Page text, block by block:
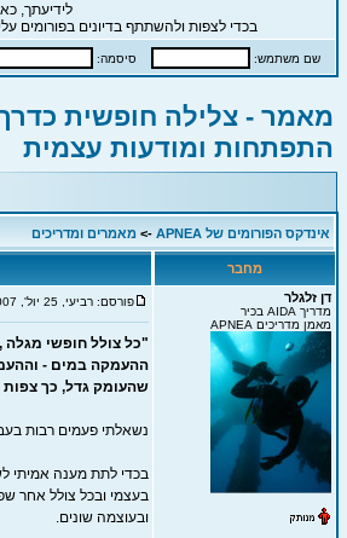
לידיעתך,
בכדי לצפות ולהשתתף בדיונים בפורומים
שם משתמש: סיסמה:
מאמר - צלילה חופשית
התפתחות ומודעות עצמית
אינדקס הפורומים של APNEA -> מאמרים ומדריכים
מחבר
דן זלגלר
מדריך AIDA בכיר
מאמן מדריכים APNEA
פורסם: רביעי, 25 יול', 2007 15:03
"כל צולל חופשי מגלה
ההעמקה במים -
שהעומק גדל, כך צפות
נשאלתי פעמים רבות
בכדי לתת מענה אמיתי
בעצמי ובכל צולל אחר
ובעוצמה שונים.